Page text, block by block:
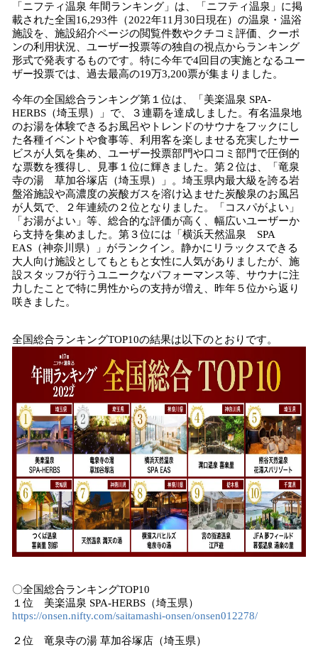
「ニフティ温泉 年間ランキング」は、「ニフティ温泉」に掲
載された全国16,293件（2022年11月30日現在）の温泉・温浴
施設を、施設紹介ページの閲覧件数やクチコミ評価、クーポ
ンの利用状況、ユーザー投票等の独自の視点からランキング
形式で発表するものです。特に今年で4回目の実施となるユー
ザー投票では、過去最高の19万3,200票が集まりました。
今年の全国総合ランキング第１位は、「美楽温泉 SPA-
HERBS（埼玉県）」で、３連覇を達成しました。有名温泉地
のお湯を体験できるお風呂やトレンドのサウナをフックにし
た各種イベントや食事等、利用客を楽しませる充実したサー
ビスが人気を集め、ユーザー投票部門や口コミ部門で圧倒的
な票数を獲得し、見事１位に輝きました。第２位は、「竜泉
寺の湯 草加谷塚店（埼玉県）」。埼玉県内最大級を誇る岩
盤浴施設や高濃度の炭酸ガスを溶け込ませた炭酸泉のお風呂
が人気で、２年連続の２位となりました。「コスパがよい」
「お湯がよい」等、総合的な評価が高く、幅広いユーザーか
ら支持を集めました。第３位には「横浜天然温泉 SPA
EAS（神奈川県）」がランクイン。静かにリラックスできる
大人向け施設としてもともと女性に人気がありましたが、施
設スタッフが行うユニークなパフォーマンス等、サウナに注
力したことで特に男性からの支持が増え、昨年５位から返り
咲きました。
全国総合ランキングTOP10の結果は以下のとおりです。
〇全国総合ランキングTOP10
１位 美楽温泉 SPA-HERBS（埼玉県）
https://onsen.nifty.com/saitamashi-onsen/onsen012278/
２位 竜泉寺の湯 草加谷塚店（埼玉県）